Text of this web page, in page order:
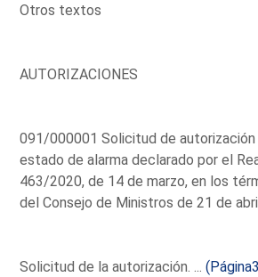
Otros textos
AUTORIZACIONES
091/000001 Solicitud de autorización
estado de alarma declarado por el
463/2020, de 14 de marzo, en los
del Consejo de Ministros de 21 de
Solicitud de la autorización. ...